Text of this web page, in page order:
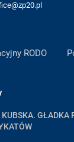
RODO
KUBSKA. GŁADKA